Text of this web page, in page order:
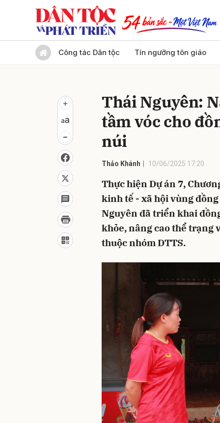
Công tác Dân tộc Tín ngưỡng tôn giáo
Thái Nguyên:
tầm vóc cho
núi
Thảo Khánh 10/06/2025 17:20
Thực hiện Dự án 7,
kinh tế - xã hội vùng
Nguyên đã triển khai
khỏe, nâng cao thể trạng
thuộc nhóm DTTS.
Gửi